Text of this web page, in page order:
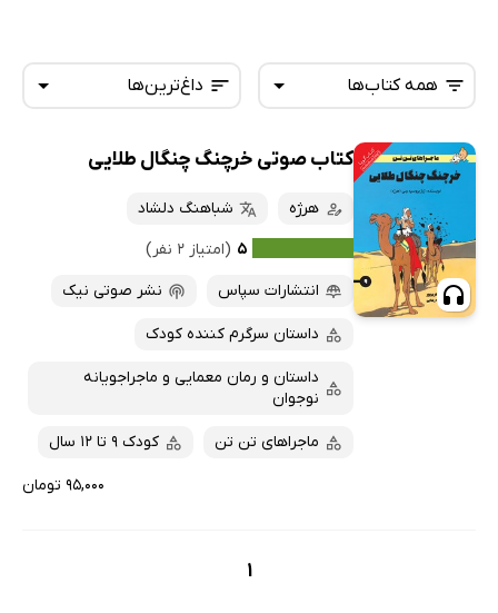
داغ‌ترین‌ها
تازه‌ها
داغ‌ترین‌ها
پرفروش‌ها
پربحث‌ها
ارزان ترین‌ها
همه کتاب‌ها
همه کتاب‌ها
کتاب‌های صوتی
کتاب‌های متنی
کتاب صوتی خرچنگ چنگال طلایی
هرژه
شباهنگ دلشاد
۵ (امتیاز ۲ نفر)
انتشارات سپاس
نشر صوتی نیک
داستان سرگرم کننده کودک
داستان و رمان معمایی و ماجراجویانه
نوجوان
ماجراهای تن تن کودک 9 تا 12 سال
۹۵,۰۰۰ تومان
1